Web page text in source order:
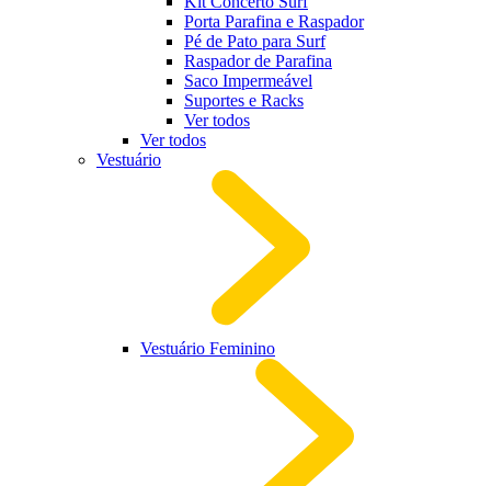
Porta Parafina e Raspador
Pé de Pato para Surf
Raspador de Parafina
Saco Impermeável
Suportes e Racks
Ver todos
Ver todos
Vestuário
Vestuário Feminino